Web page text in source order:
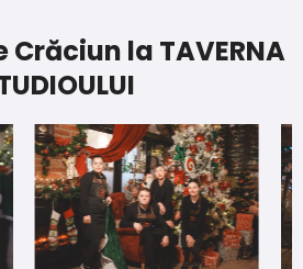
la TAVERNA